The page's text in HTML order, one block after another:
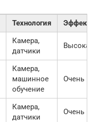
Технология
Камера,
датчики
Высокая
Камера,
машинное
обучение
Очень
Камера,
датчики
Очень